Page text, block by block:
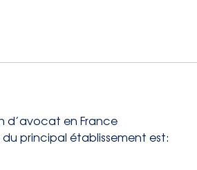
d’avocat en France
principal établissement est: